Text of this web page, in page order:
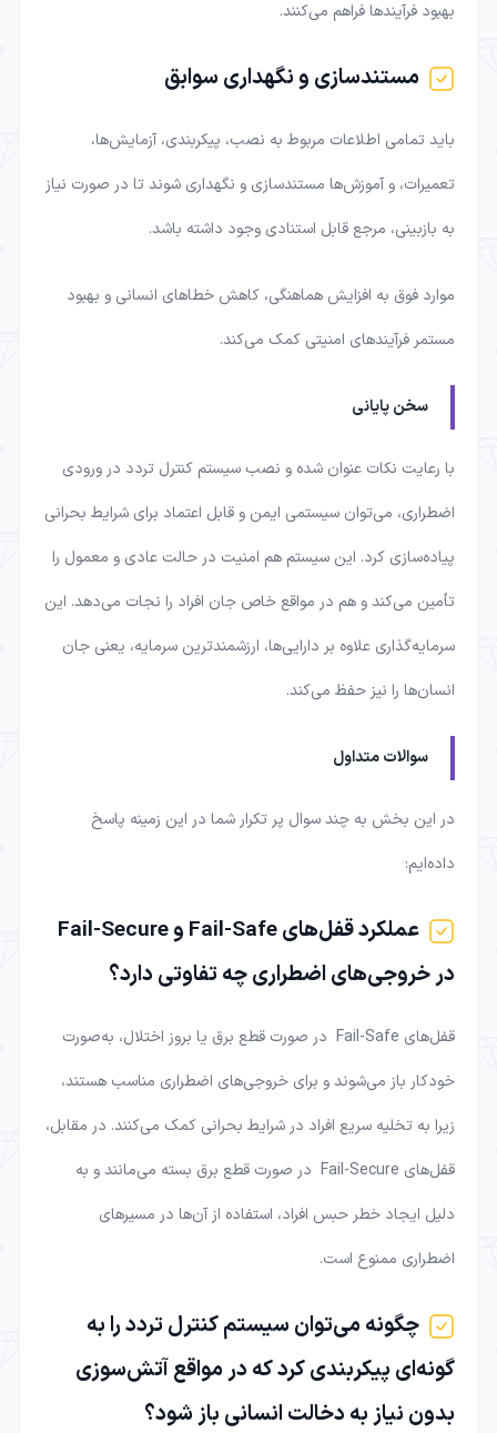
بهبود فرآیندها فراهم می‌کنند.
مستندسازی و نگهداری سوابق
باید تمامی اطلاعات مربوط به نصب، پیکربندی، آزمایش‌ها،
تعمیرات، و آموزش‌ها مستندسازی و نگهداری شوند تا در صورت نیاز
به بازبینی، مرجع قابل استنادی وجود داشته باشد.
موارد فوق به افزایش هماهنگی، کاهش خطاهای انسانی و بهبود
مستمر فرآیندهای امنیتی کمک می‌کند.
سخن پایانی
با رعایت نکات عنوان شده و نصب سیستم‌ کنترل تردد در ورودی‌
اضطراری، می‌توان سیستمی ایمن و قابل اعتماد برای شرایط بحرانی
پیاده‌سازی کرد. این سیستم هم امنیت در حالت عادی و معمول را
تأمین می‌کند و هم در مواقع خاص جان افراد را نجات می‌دهد. این
سرمایه‌گذاری علاوه بر دارایی‌ها، ارزشمندترین سرمایه، یعنی جان
انسان‌ها را نیز حفظ می‌کند.
سوالات متداول
در این بخش به چند سوال پر تکرار شما در این زمینه پاسخ
داده‌ایم:
عملکرد قفل‌های Fail-Safe و Fail-Secure
در خروجی‌های اضطراری چه تفاوتی دارد؟
قفل‌های Fail-Safe در صورت قطع برق یا بروز اختلال، به‌صورت
خودکار باز می‌شوند و برای خروجی‌های اضطراری مناسب هستند،
زیرا به تخلیه سریع افراد در شرایط بحرانی کمک می‌کنند. در مقابل،
قفل‌های Fail-Secure در صورت قطع برق بسته می‌مانند و به
دلیل ایجاد خطر حبس افراد، استفاده از آن‌ها در مسیرهای
اضطراری ممنوع است.
چگونه می‌توان سیستم کنترل تردد را به
گونه‌ای پیکربندی کرد که در مواقع آتش‌سوزی
بدون نیاز به دخالت انسانی باز شود؟